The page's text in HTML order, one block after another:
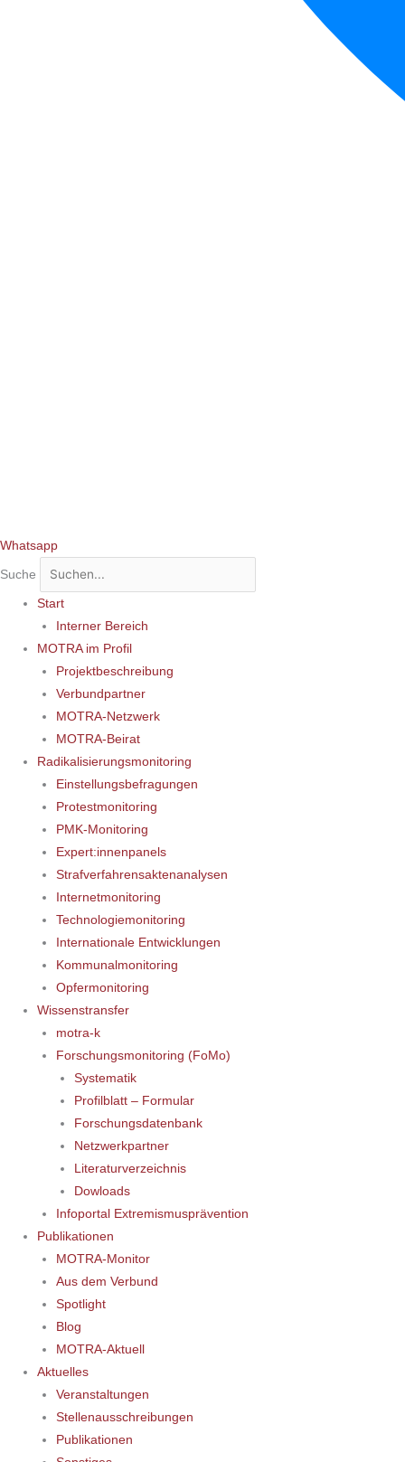
Whatsapp
Suche
Start
Interner Bereich
MOTRA im Profil
Projektbeschreibung
Verbundpartner
MOTRA-Netzwerk
MOTRA-Beirat
Radikalisierungsmonitoring
Einstellungsbefragungen
Protestmonitoring
PMK-Monitoring
Expert:innenpanels
Strafverfahrensaktenanalysen
Internetmonitoring
Technologiemonitoring
Internationale Entwicklungen
Kommunalmonitoring
Opfermonitoring
Wissenstransfer
motra-k
Forschungsmonitoring (FoMo)
Systematik
Profilblatt – Formular
Forschungsdatenbank
Netzwerkpartner
Literaturverzeichnis
Dowloads
Infoportal Extremismusprävention
Publikationen
MOTRA-Monitor
Aus dem Verbund
Spotlight
Blog
MOTRA-Aktuell
Aktuelles
Veranstaltungen
Stellenausschreibungen
Publikationen